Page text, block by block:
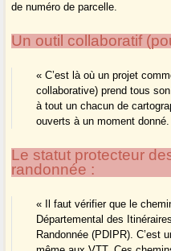
de numéro de parcelle.
Un outil collaboratif
« C’est là où un projet
collaborative) prend tous
à tout un chacun de
ouverts à un moment
Le statut protecteur
randonnée :
« Il faut vérifier que le
Départemental des
Randonnée (PDIPR). C’est